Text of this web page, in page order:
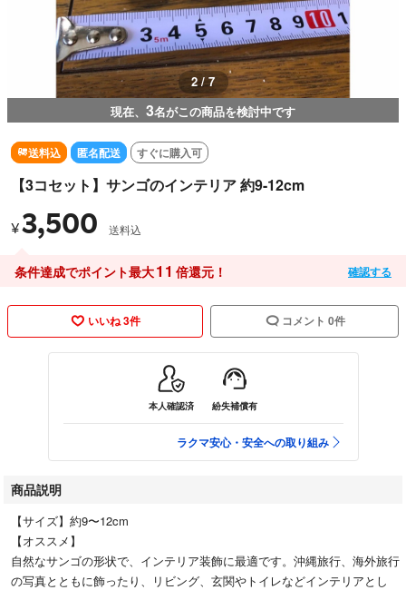
2 / 7
現在、 3名がこの商品を検討中です
送料込 匿名配送 すぐに購入可
【3コセット】サンゴのインテリア 約9-12cm
¥3,500 送料込
条件達成でポイント最大11 倍還元！ 確認する
いいね 3件 コメント 0件
本人確認済 紛失補償有
ラクマ安心・安全への取り組み
商品説明
【サイズ】約9〜12cm
【オススメ】
自然なサンゴの形状で、インテリア装飾に最適です。沖縄旅行、海外旅行
の写真とともに飾ったり、リビング、玄関やトイレなどインテリアとし